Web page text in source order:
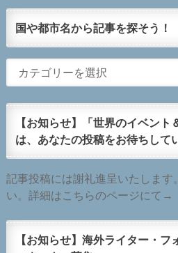
国や都市名から記事を探そう！
【お知らせ】「世界のイベン
は、あなたの投稿をお待ちして
記事投稿には謝礼進呈いたします
い。詳細はこちらのページにて→
【お知らせ】海外ライター・